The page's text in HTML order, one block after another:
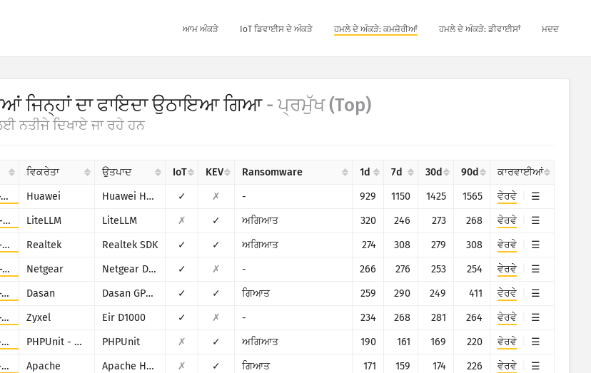
ਆਮ ਅੰਕੜੇ IoT ਡਿਵਾਈਸ ਦੇ ਅੰਕੜੇ ਹਮਲੇ ਦੇ ਅੰਕੜੇ: ਕਮਜ਼ੋਰੀਆਂ ਹਮਲੇ ਦੇ ਅੰਕੜੇ: ਡੀਵਾਈਸਾਂ ਮਦਦ
ਜਿਨ੍ਹਾਂ ਦਾ ਫਾਇਦਾ ਉਠਾਇਆ ਗਿਆ- ਪ੍ਰਮੁੱਖ (Top)
ਨਤੀਜੇ ਦਿਖਾਏ ਜਾ ਰਹੇ ਹਨ
ਵਿਕਰੇਤਾ ਉਤਪਾਦ IoT KEV Ransomware 1d 7d 30d 90d
ਕਾਰਵਾਈਆਂ
CVE-2017-17215 Huawei Huawei Home Gateway HG532 ✓ ✗ - 929 1150 1425 1565
ਵੇਰਵੇ
CVE-2026-42271 LiteLLM LiteLLM ✗ ✓ ਅਗਿਆਤ 320 246 273 268
ਵੇਰਵੇ
CVE-2014-8361 Realtek Realtek SDK ✓ ✓ ਅਗਿਆਤ 274 308 279 308
ਵੇਰਵੇ
CVE-2024-12847 Netgear Netgear DGN1000 ✓ ✗ - 266 276 253 254
ਵੇਰਵੇ
CVE-2018-10562 Dasan Dasan GPON Home Router ✓ ✓ ਗਿਆਤ 259 290 249 411
ਵੇਰਵੇ
CVE-2016-10372 Zyxel Eir D1000 ✓ ✗ - 234 268 281 264
ਵੇਰਵੇ
CVE-2017-9841 PHPUnit - Sebastian Bergmann PHPUnit ✗ ✓ ਅਗਿਆਤ 190 161 169 220
ਵੇਰਵੇ
CVE-2021-42013 Apache Apache HTTP Server ✗ ✓ ਗਿਆਤ 171 159 174 226
ਵੇਰਵੇ